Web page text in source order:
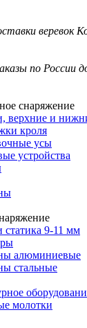
веревок
по
снаряжение
верхние и
кроля
усы
устройства
статика 9-11 мм
алюминиевые
стальные
молотки